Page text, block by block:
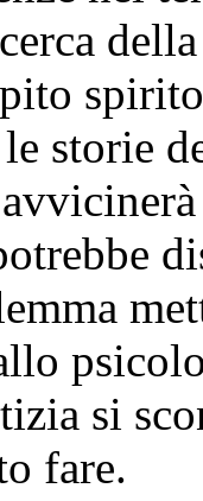
storie
si
fare.